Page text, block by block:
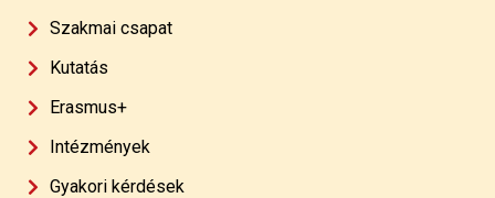
Szakmai csapat
Kutatás
Erasmus+
Intézmények
Gyakori kérdések